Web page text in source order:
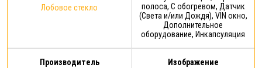
Лобовое стекло
полоса, С обогревом, Датчик
(Света и/или Дождя), VIN окно,
Дополнительное
оборудование, Инкапсуляция
Производитель
Изображение